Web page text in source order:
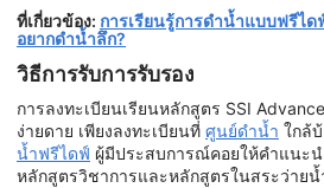
ที่เกี่ยวข้อง: การเรียนรู้การดำน้ำแบบฟรีไ
อยากดำน้ำลึก?
วิธีการรับการรับรอง
การลงทะเบียนเรียนหลักสูตร SSI
ง่ายดาย เพียงลงทะเบียนที่ ศูนย์ดำน้ำ ใกล้
น้ำฟรีไดฟ์ ผู้มีประสบการณ์คอยให้คำแนะ
หลักสูตรวิชาการและหลักสูตรในสระว่าย